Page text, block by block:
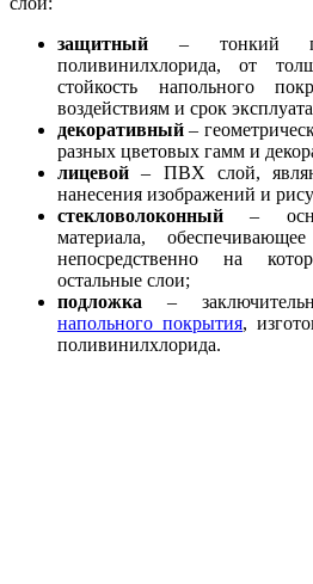
защитный – тонкий
поливинилхлорида, от
стойкость напольного
воздействиям и срок
декоративный –
разных цветовых гамм и
лицевой – ПВХ слой,
нанесения изображений и
стекловолоконный –
материала,
непосредственно на
остальные слои;
подложка –
напольного покрытия,
поливинилхлорида.